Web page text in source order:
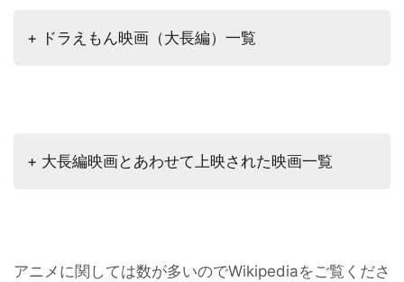
+ ドラえもん映画（大長編）一覧
+ 大長編映画とあわせて上映された映画一覧
アニメに関しては数が多いのでWikipediaをご覧くださ